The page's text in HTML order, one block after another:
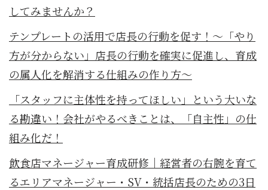
してみませんか？
テンプレートの活用で店長の行動を促す！～「やり
方が分からない」店長の行動を確実に促進し、育成
の属人化を解消する仕組みの作り方～
「スタッフに主体性を持ってほしい」という大いな
る勘違い！会社がやるべきことは、「自主性」の仕
組み化だ！
飲食店マネージャー育成研修｜経営者の右腕を育て
るエリアマネージャー・SV・統括店長のための3日